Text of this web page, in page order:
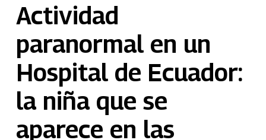
Actividad
paranormal en un
Hospital de Ecuador:
la niña que se
aparece en las